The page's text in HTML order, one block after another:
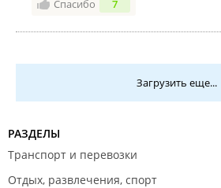
часовой пушечный выстрел
объяснять, как говорить не надо!
зрения, хотя ее источников
она действительно
просто позор.
Спасибо 7
Загрузить еще...
РАЗДЕЛЫ
Транспорт и перевозки
Отдых, развлечения, спорт